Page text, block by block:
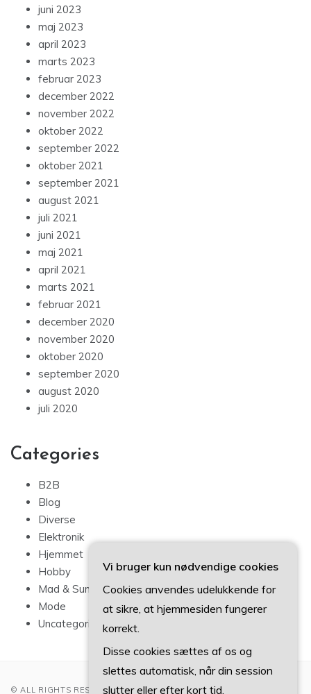
juni 2023
maj 2023
april 2023
marts 2023
februar 2023
december 2022
november 2022
oktober 2022
september 2022
oktober 2021
september 2021
august 2021
juli 2021
juni 2021
maj 2021
april 2021
marts 2021
februar 2021
december 2020
november 2020
oktober 2020
september 2020
august 2020
juli 2020
Categories
B2B
Blog
Diverse
Elektronik
Hjemmet
Hobby
Mad & Sundhed
Mode
Uncategorized
© ALL RIGHTS RESERVED 2022
Vi bruger kun nødvendige cookies
Cookies anvendes udelukkende for
at sikre, at hjemmesiden fungerer
korrekt.
Disse cookies sættes af os og
slettes automatisk, når din session
slutter eller efter kort tid.